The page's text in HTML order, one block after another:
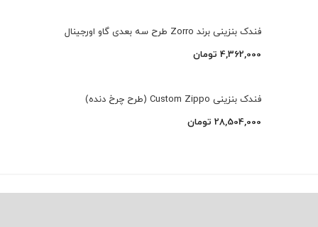
فندک بنزینی برند Zorro طرح سه بعدی گاو اورجینال
4,362,000 تومان
فندک بنزینی Custom Zippo (طرح چرخ دنده)
28,504,000 تومان